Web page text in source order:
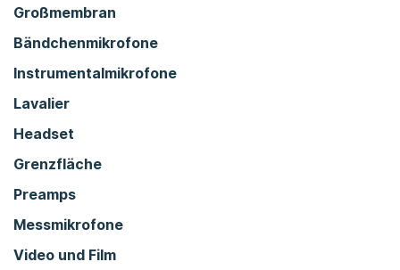
Großmembran
Bändchenmikrofone
Instrumentalmikrofone
Lavalier
Headset
Grenzfläche
Preamps
Messmikrofone
Video und Film